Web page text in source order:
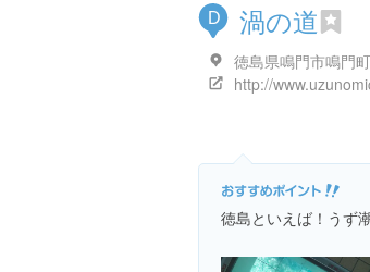
D 渦の道
http://
徳島といえば！うず